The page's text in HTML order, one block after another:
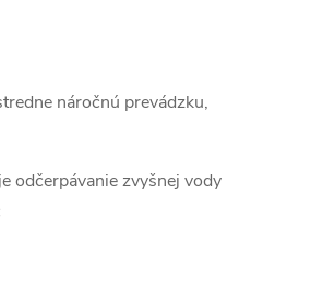
náročnú prevádzku,
odčerpávanie zvyšnej vody